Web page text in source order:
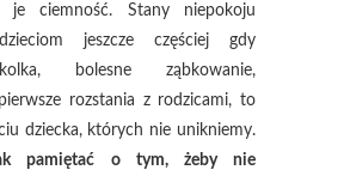
je ciemność. Stany niepokoju
jeszcze częściej gdy
bolesne ząbkowanie,
rozstania z rodzicami, to
dziecka, których nie unikniemy.
pamiętać o tym, żeby nie